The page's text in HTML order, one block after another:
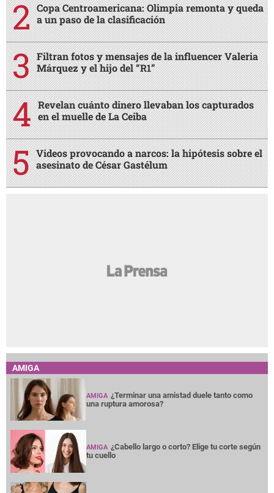
Copa Centroamericana: Olimpia remonta y queda
a un paso de la clasificación
Filtran fotos y mensajes de la influencer Valeria
Márquez y el hijo del “R1”
Revelan cuánto dinero llevaban los capturados
en el muelle de La Ceiba
Videos provocando a narcos: la hipótesis sobre el
asesinato de César Gastélum
AMIGA
AMIGA ¿Terminar una amistad duele tanto como
una ruptura amorosa?
AMIGA ¿Cabello largo o corto? Elige tu corte según
tu cuello